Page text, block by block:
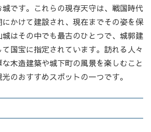
です。これらの現存天守は、戦国時代
かけて建設され、現在までその姿を保
はその中でも最古のひとつで、城郭建
国宝に指定されています。訪れる人々
木造建築や城下町の風景を楽しむこと
のおすすめスポットの一つです。